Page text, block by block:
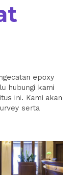
epoxy
hubungi kami
ini. Kami akan
serta